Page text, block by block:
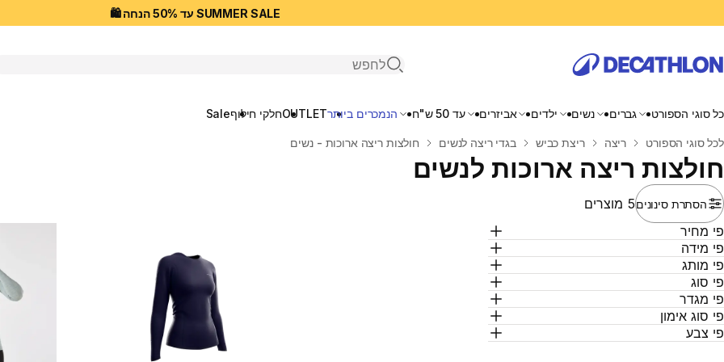
SUMMER SALE עד 50% הנחה 🛍️
פתיחת חיפוש
כל סוגי הספורט גברים נשים ילדים אביזרים עד 50 ש"ח הנמכרים ביותרOUTLETחלקי חילוףSale
בית
לכל סוגי הספורט ריצה ריצת כביש בגדי ריצה לנשים חולצות ריצה ארוכות - נשים
חולצות ריצה ארוכות לנשים
הסתרת סינונים5 מוצרים
מחיר
מידה
מותג
סוג
מגדר
סוג אימון
צבע